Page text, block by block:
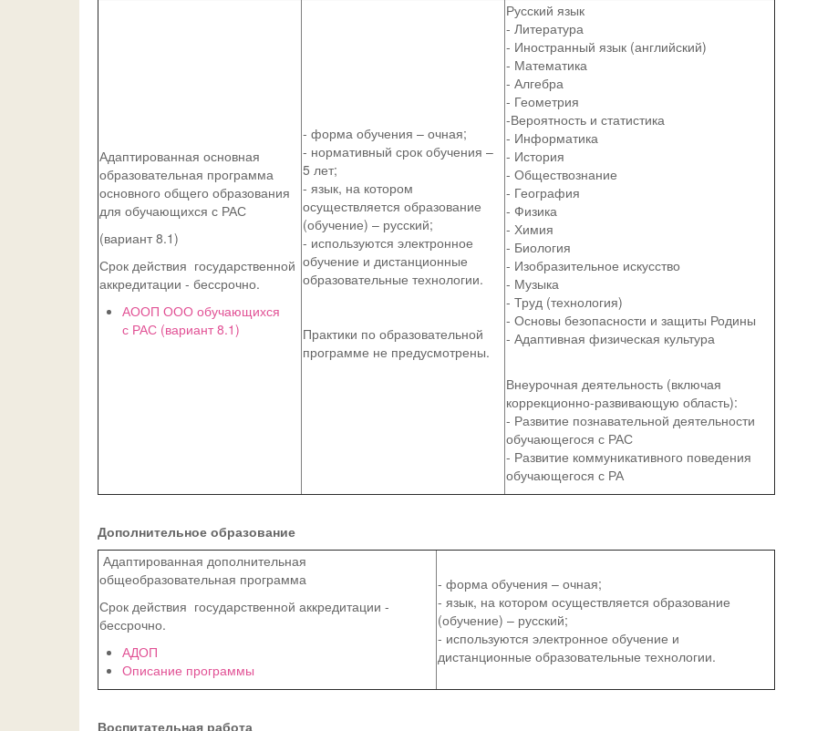
Адаптированная основная
образовательная программа
основного общего образования
для обучающихся с РАС
(вариант 8.1)
Срок действия государственной
аккредитации - бессрочно.
АООП ООО обучающихся
с РАС (вариант 8.1)
- форма обучения – очная;
- нормативный срок обучения –
5 лет;
- язык, на котором
осуществляется образование
(обучение) – русский;
- используются электронное
обучение и дистанционные
образовательные технологии.
Практики по образовательной
программе не предусмотрены.
Русский язык
- Литература
- Иностранный язык (английский)
- Математика
- Алгебра
- Геометрия
-Вероятность и статистика
- Информатика
- История
- Обществознание
- География
- Физика
- Химия
- Биология
- Изобразительное искусство
- Музыка
- Труд (технология)
- Основы безопасности и защиты Родины
- Адаптивная физическая культура
Внеурочная деятельность (включая
коррекционно-развивающую область):
- Развитие познавательной деятельности
обучающегося с РАС
- Развитие коммуникативного поведения
обучающегося с РА
Дополнительное образование
Адаптированная дополнительная
общеобразовательная программа
Срок действия государственной аккредитации -
бессрочно.
АДОП
Описание программы
- форма обучения – очная;
- язык, на котором осуществляется образование
(обучение) – русский;
- используются электронное обучение и
дистанционные образовательные технологии.
Воспитательная работа